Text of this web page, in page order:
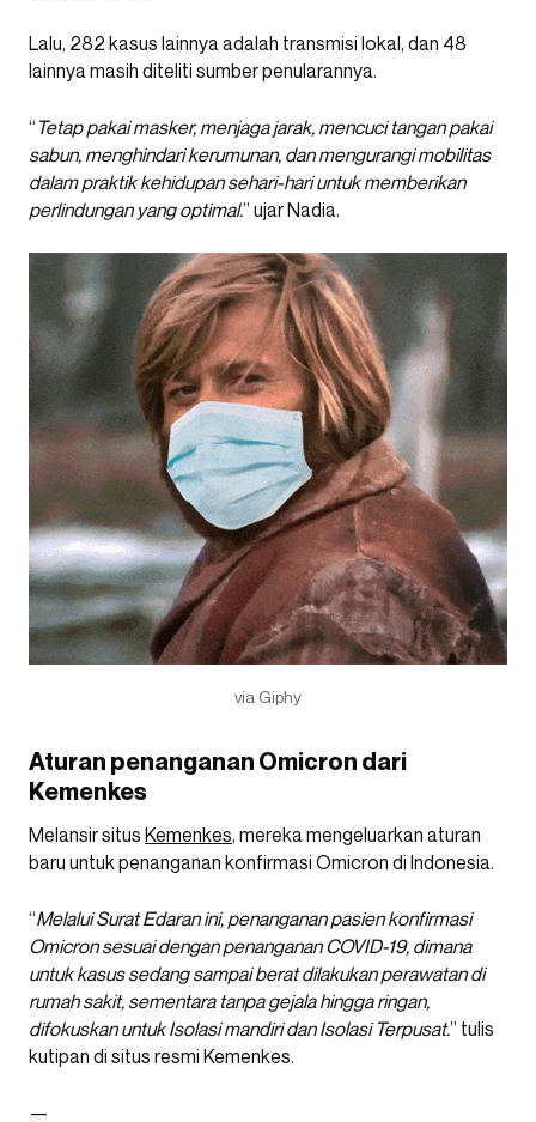
Lalu, 282 kasus lainnya adalah transmisi lokal, dan 48
lainnya masih diteliti sumber penularannya.
“ Tetap pakai masker, menjaga jarak, mencuci tangan pakai
sabun, menghindari kerumunan, dan mengurangi mobilitas
dalam praktik kehidupan sehari-hari untuk memberikan
perlindungan yang optimal.” ujar Nadia.
via Giphy
Aturan penanganan Omicron dari
Kemenkes
Melansir situs Kemenkes, mereka mengeluarkan aturan
baru untuk penanganan konfirmasi Omicron di Indonesia.
“Melalui Surat Edaran ini, penanganan pasien konfirmasi
Omicron sesuai dengan penanganan COVID-19, dimana
untuk kasus sedang sampai berat dilakukan perawatan di
rumah sakit, sementara tanpa gejala hingga ringan,
difokuskan untuk Isolasi mandiri dan Isolasi Terpusat.” tulis
kutipan di situs resmi Kemenkes.
—